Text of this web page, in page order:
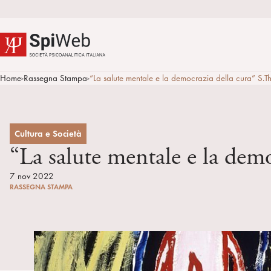
Home>Rassegna Stampa>“La salute mentale e la democrazia della cura”
Cultura e Società
“La salute mentale e la
7 nov 2022
RASSEGNA STAMPA